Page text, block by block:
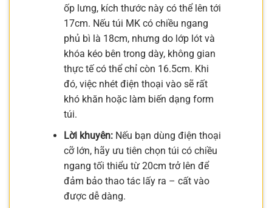
ốp lưng, kích thước này có thể lên tới
17cm. Nếu túi MK có chiều ngang
phủ bì là 18cm, nhưng do lớp lót và
khóa kéo bên trong dày, không gian
thực tế có thể chỉ còn 16.5cm. Khi
đó, việc nhét điện thoại vào sẽ rất
khó khăn hoặc làm biến dạng form
túi.
Lời khuyên:Nếu bạn dùng điện thoại
cỡ lớn, hãy ưu tiên chọn túi có chiều
ngang tối thiểu từ 20cm trở lên để
đảm bảo thao tác lấy ra – cất vào
được dễ dàng.